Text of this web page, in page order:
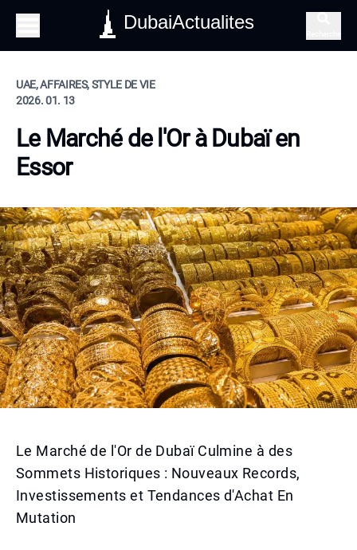
DubaiActualites
UAE, AFFAIRES, STYLE DE VIE
2026. 01. 13
Le Marché de l'Or à Dubaï en
Essor
Le Marché de l'Or de Dubaï Culmine à des
Sommets Historiques : Nouveaux Records,
Investissements et Tendances d'Achat En
Mutation